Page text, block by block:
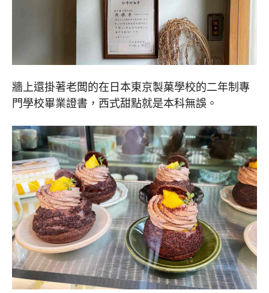
牆上還掛著老闆的在日本東京製菓學校的二年制專
門學校畢業證書，西式甜點就是本科無誤。